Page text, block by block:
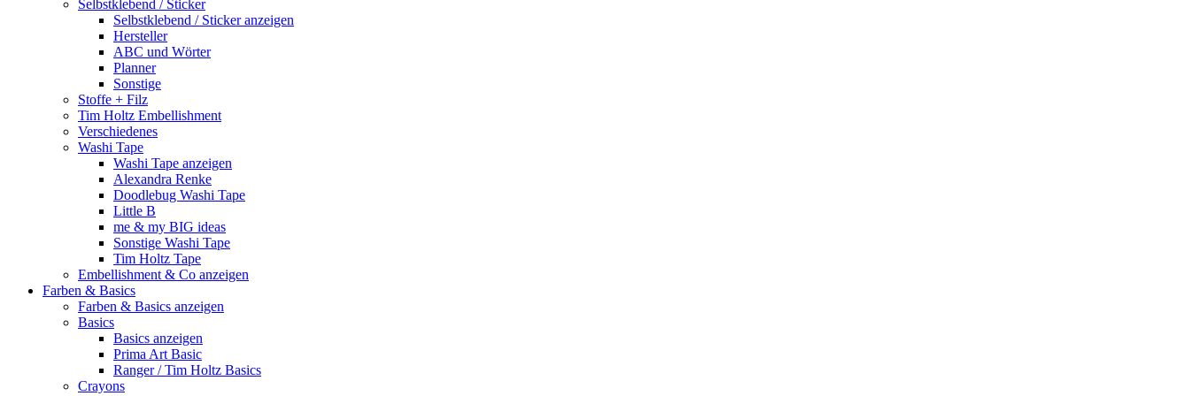
Selbstklebend / Sticker
Selbstklebend / Sticker anzeigen
Hersteller
ABC und Wörter
Planner
Sonstige
Stoffe + Filz
Tim Holtz Embellishment
Verschiedenes
Washi Tape
Washi Tape anzeigen
Alexandra Renke
Doodlebug Washi Tape
Little B
me & my BIG ideas
Sonstige Washi Tape
Tim Holtz Tape
Embellishment & Co anzeigen
Farben & Basics
Farben & Basics anzeigen
Basics
Basics anzeigen
Prima Art Basic
Ranger / Tim Holtz Basics
Crayons